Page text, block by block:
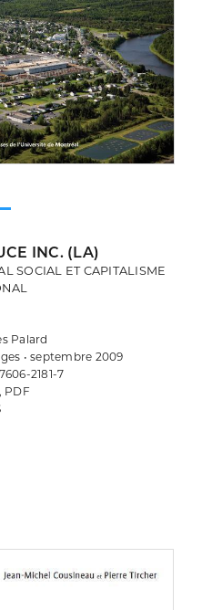
INC. (LA)
SOCIAL ET CAPITALISME
Palard
• septembre 2009
2181-7
PDF